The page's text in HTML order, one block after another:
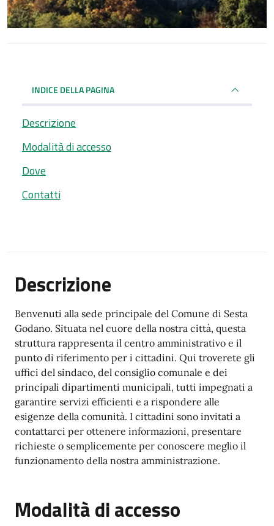
INDICE DELLA PAGINA
Descrizione
Modalità di accesso
Dove
Contatti
Descrizione
Benvenuti alla sede principale del Comune di Sesta
Godano. Situata nel cuore della nostra città, questa
struttura rappresenta il centro amministrativo e il
punto di riferimento per i cittadini. Qui troverete gli
uffici del sindaco, del consiglio comunale e dei
principali dipartimenti municipali, tutti impegnati a
garantire servizi efficienti e a rispondere alle
esigenze della comunità. I cittadini sono invitati a
contattarci per ottenere informazioni, presentare
richieste o semplicemente per conoscere meglio il
funzionamento della nostra amministrazione.
Modalità di accesso